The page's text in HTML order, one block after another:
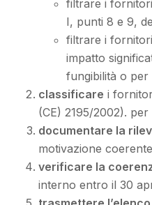
filtrare i
I, punti 8 e 9,
filtrare i
impatto
fungibilità o per
classificare i
(CE) 2195/2002).
documentare la
motivazione
verificare la
interno entro il 30